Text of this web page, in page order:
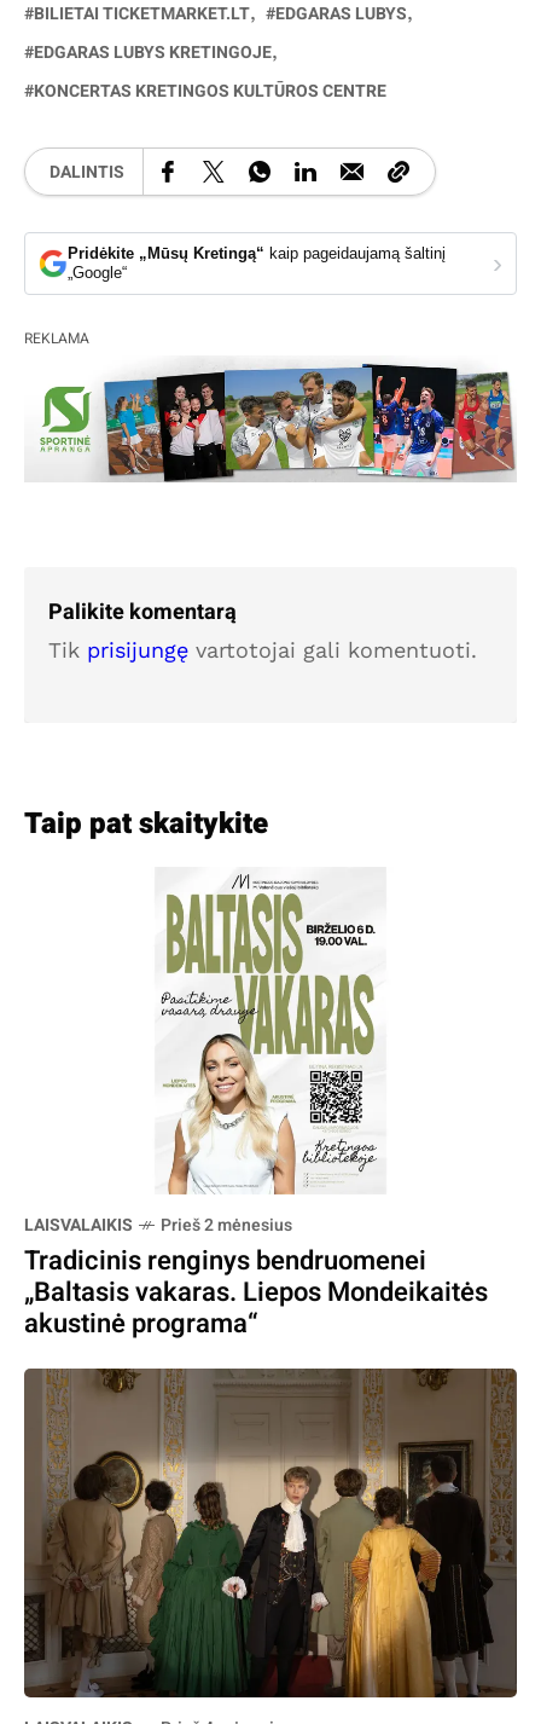
BILIETAI TICKETMARKET.LT
EDGARAS LUBYS
EDGARAS LUBYS KRETINGOJE
KONCERTAS KRETINGOS KULTŪROS CENTRE
DALINTIS
Pridėkite „Mūsų Kretingą“ kaip pageidaujamą šaltinį
„Google“
›
REKLAMA
Palikite komentarą
Tik prisijungę vartotojai gali komentuoti.
Taip pat skaitykite
LAISVALAIKIS Prieš 2 mėnesius
Tradicinis renginys bendruomenei
„Baltasis vakaras. Liepos Mondeikaitės
akustinė programa“